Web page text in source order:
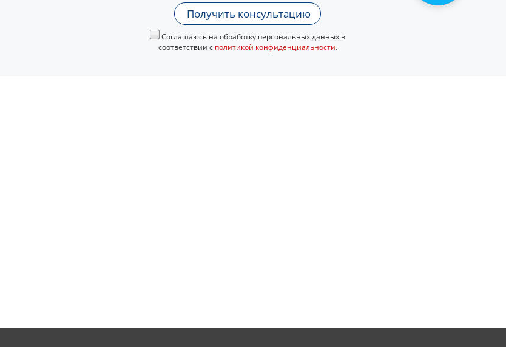
Получить консультацию
Соглашаюсь на обработку персональных данных в
соответствии с политикой конфиденциальности.